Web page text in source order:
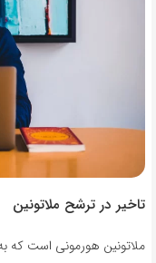
تاخیر در ترشح ملاتونین
ملاتونین هورمونی است